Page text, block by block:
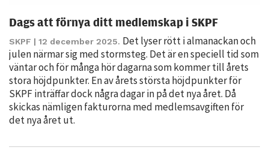
Dags att förnya ditt medlemskap i SKPF
SKPF | 12 december 2025. Det lyser rött i almanackan och
julen närmar sig med stormsteg. Det är en speciell tid som
väntar och för många hör dagarna som kommer till årets
stora höjdpunkter. En av årets största höjdpunkter för
SKPF inträffar dock några dagar in på det nya året. Då
skickas nämligen fakturorna med medlemsavgiften för
det nya året ut.
prestera så
bra som
möjligt under
ditt besök.
Om du nekar
de här
kakorna
att försvinna